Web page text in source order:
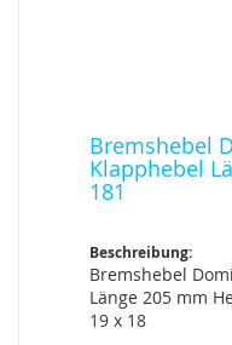
Bremshebel
Klapphebel
181
Beschreibung:
Bremshebel
Länge 205 mm
19 x 18